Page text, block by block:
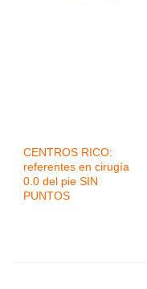
CENTROS RICO:
referentes en cirugía
0.0 del pie SIN
PUNTOS